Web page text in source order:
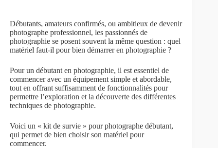
Débutants, amateurs confirmés, ou ambitieux de devenir
photographe professionnel, les passionnés de
photographie se posent souvent la même question : quel
matériel faut-il pour bien démarrer en photographie ?
Pour un débutant en photographie, il est essentiel de
commencer avec un équipement simple et abordable,
tout en offrant suffisamment de fonctionnalités pour
permettre l’exploration et la découverte des différentes
techniques de photographie.
Voici un « kit de survie » pour photographe débutant,
qui permet de bien choisir son matériel pour
commencer.